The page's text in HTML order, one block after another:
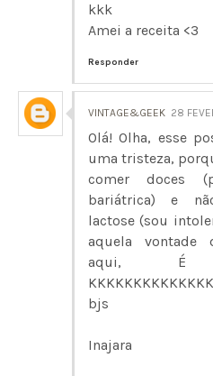
kkk
Amei a receita <3
Responder
VINTAGE&GEEK 28
Olá! Olha, esse
uma tristeza,
comer doces
bariátrica) e
lactose (sou
aquela vontade
aqui, É
bjs
Inajara